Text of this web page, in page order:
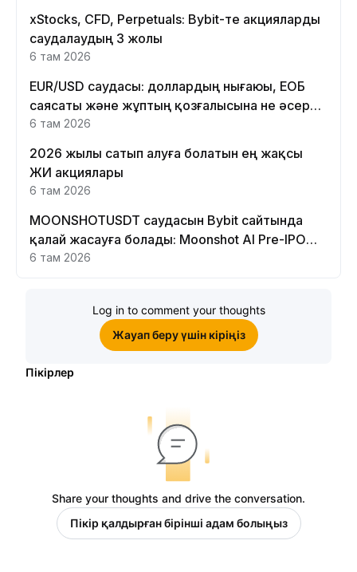
xStocks, CFD, Perpetuals: Bybit-те акцияларды
саудалаудың 3 жолы
6 там 2026
EUR/USD саудасы: доллардың нығаюы, ЕОБ
саясаты және жұптың қозғалысына не әсер
етеді
6 там 2026
2026 жылы сатып алуға болатын ең жақсы
ЖИ акциялары
6 там 2026
MOONSHOTUSDT саудасын Bybit сайтында
қалай жасауға болады: Moonshot AI Pre-IPO
Perpetual нұсқаулығы
6 там 2026
Log in to comment your thoughts
Жауап беру үшін кіріңіз
Пікірлер
Share your thoughts and drive the conversation.
Пікір қалдырған бірінші адам болыңыз